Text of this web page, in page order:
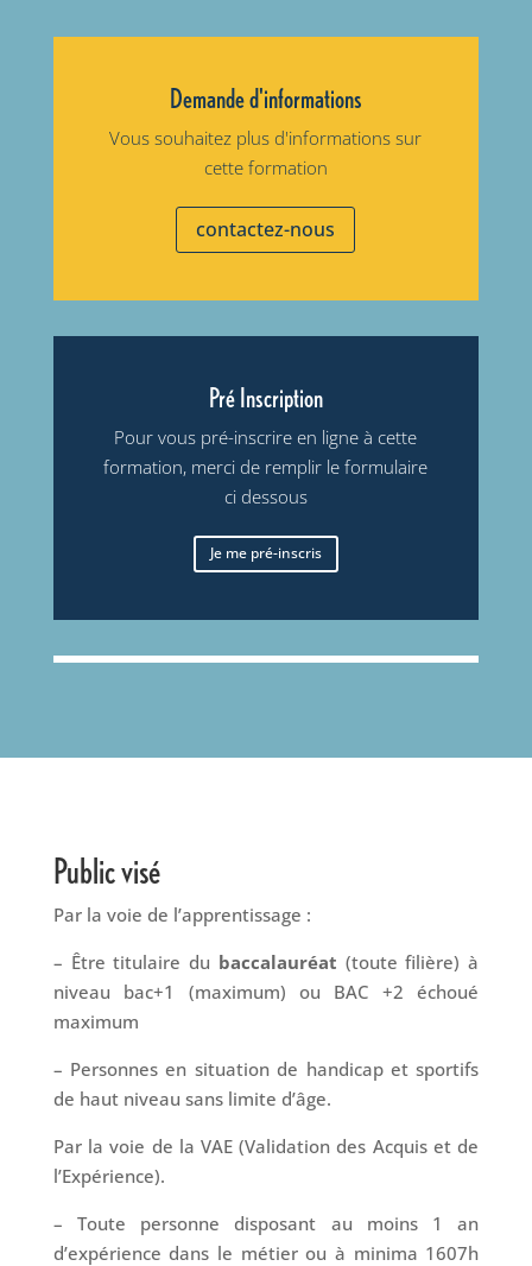
Demande d'informations
Vous souhaitez plus d'informations sur
cette formation
contactez-nous
Pré Inscription
Pour vous pré-inscrire en ligne à cette
formation, merci de remplir le formulaire
ci dessous
Je me pré-inscris
Public visé
Par la voie de l’apprentissage :
– Être titulaire du baccalauréat (toute filière) à
niveau bac+1 (maximum) ou BAC +2 échoué
maximum
– Personnes en situation de handicap et sportifs
de haut niveau sans limite d’âge.
Par la voie de la VAE (Validation des Acquis et de
l’Expérience).
– Toute personne disposant au moins 1 an
d’expérience dans le métier ou à minima 1607h